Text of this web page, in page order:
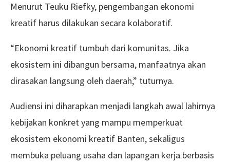
Menurut Teuku Riefky, pengembangan ekonomi
kreatif harus dilakukan secara kolaboratif.
“Ekonomi kreatif tumbuh dari komunitas. Jika
ekosistem ini dibangun bersama, manfaatnya akan
dirasakan langsung oleh daerah,” tuturnya.
Audiensi ini diharapkan menjadi langkah awal lahirnya
kebijakan konkret yang mampu memperkuat
ekosistem ekonomi kreatif Banten, sekaligus
membuka peluang usaha dan lapangan kerja berbasis